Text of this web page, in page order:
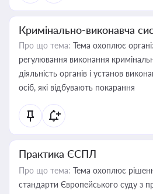
Кримінально-виконавча
Про що тема: Тема охоплює
регулювання виконання
діяльність органів і установ
осіб, які відбувають покарання
Практика ЄСПЛ
Про що тема: Тема охоплює
стандарти Європейського суду з